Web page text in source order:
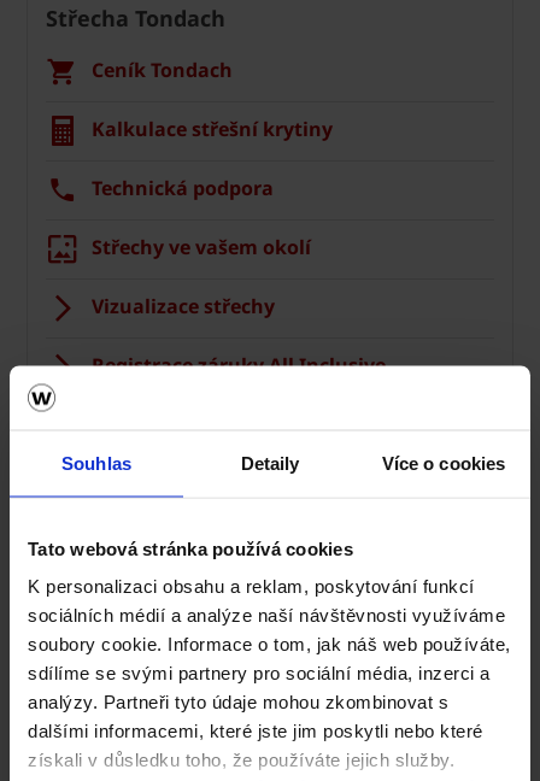
Souhlas Detaily Více o cookies
Tato webová stránka používá cookies
K personalizaci obsahu a reklam, poskytování funkcí
sociálních médií a analýze naší návštěvnosti využíváme
soubory cookie. Informace o tom, jak náš web používáte,
sdílíme se svými partnery pro sociální média, inzerci a
analýzy. Partneři tyto údaje mohou zkombinovat s
dalšími informacemi, které jste jim poskytli nebo které
získali v důsledku toho, že používáte jejich služby.
Střecha Tondach
Ceník Tondach
Kalkulace střešní krytiny
Technická podpora
Střechy ve vašem okolí
Vizualizace střechy
Registrace záruky All Inclusive
Fasáda Terca